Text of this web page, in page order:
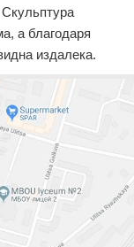
а благодаря
издалека.